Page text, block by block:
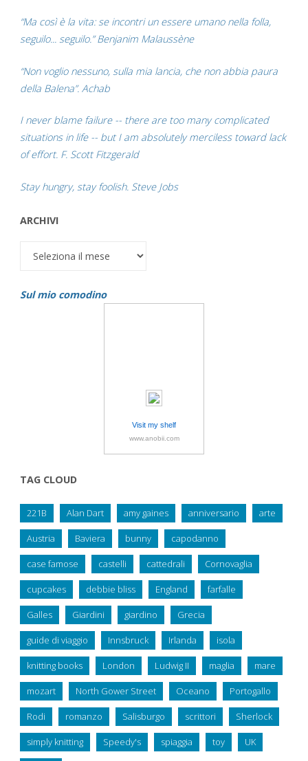
“Ma così è la vita: se incontri un essere umano nella folla,
seguilo... seguilo.” Benjanim Malaussène
“Non voglio nessuno, sulla mia lancia, che non abbia paura
della Balena”. Achab
I never blame failure -- there are too many complicated
situations in life -- but I am absolutely merciless toward lack
of effort. F. Scott Fitzgerald
Stay hungry, stay foolish. Steve Jobs
ARCHIVI
Sul mio comodino
Visit my shelf
www.anobii.com
TAG CLOUD
221B Alan Dart amy gaines anniversario arte
Austria Baviera bunny capodanno
case famose castelli cattedrali Cornovaglia
cupcakes debbie bliss England farfalle
Galles Giardini giardino Grecia
guide di viaggio Innsbruck Irlanda isola
knitting books London Ludwig II maglia mare
mozart North Gower Street Oceano Portogallo
Rodi romanzo Salisburgo scrittori Sherlock
simply knitting Speedy's spiaggia toy UK